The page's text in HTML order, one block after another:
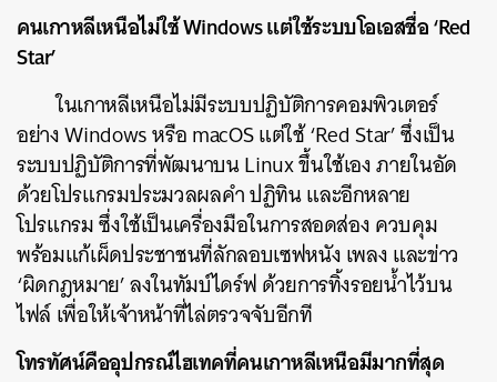
คนเกาหลีเหนือไม่ใช้ Windows แต่ใช้ระบบโอเอสชื่อ ‘Red
Star’
ในเกาหลีเหนือไม่มีระบบปฏิบัติการคอมพิวเตอร์
อย่าง Windows หรือ macOS แต่ใช้ ‘Red Star’ ซึ่งเป็น
ระบบปฏิบัติการที่พัฒนาบน Linux ขึ้นใช้เอง ภายในอัด
ด้วยโปรแกรมประมวลผลคำ ปฏิทิน และอีกหลาย
โปรแกรม ซึ่งใช้เป็นเครื่องมือในการสอดส่อง ควบคุม
พร้อมแก้เผ็ดประชาชนที่ลักลอบเซฟหนัง เพลง และข่าว
‘ผิดกฎหมาย’ ลงในทัมบ์ไดร์ฟ ด้วยการทิ้งรอยน้ำไว้บน
ไฟล์ เพื่อให้เจ้าหน้าที่ไล่ตรวจจับอีกที
โทรทัศน์คืออุปกรณ์ไฮเทคที่คนเกาหลีเหนือมีมากที่สุด
ค้นหา
SHARE TWEET LINE